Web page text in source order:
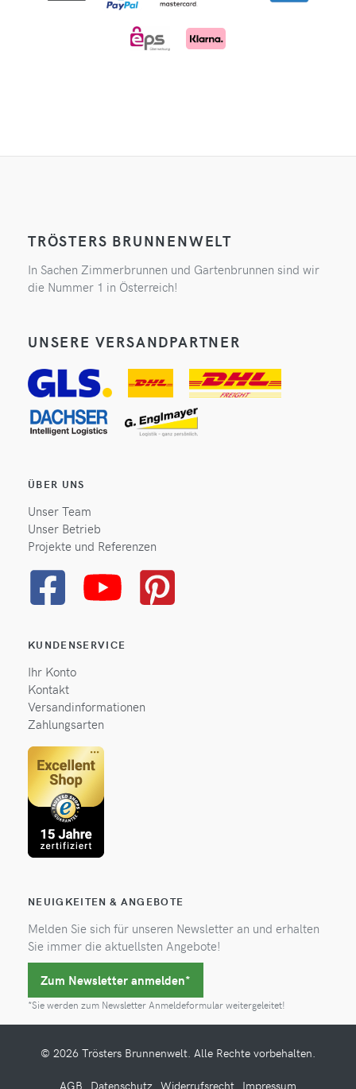
TRÖSTERS BRUNNENWELT
In Sachen Zimmerbrunnen und Gartenbrunnen sind wir
die Nummer 1 in Österreich!
UNSERE VERSANDPARTNER
ÜBER UNS
Unser Team
Unser Betrieb
Projekte und Referenzen
KUNDENSERVICE
Ihr Konto
Kontakt
Versandinformationen
Zahlungsarten
NEUIGKEITEN & ANGEBOTE
Melden Sie sich für unseren Newsletter an und erhalten
Sie immer die aktuellsten Angebote!
Zum Newsletter anmelden*
*Sie werden zum Newsletter Anmeldeformular weitergeleitet!
© 2026 Trösters Brunnenwelt. Alle Rechte vorbehalten.
AGB Datenschutz Widerrufsrecht Impressum